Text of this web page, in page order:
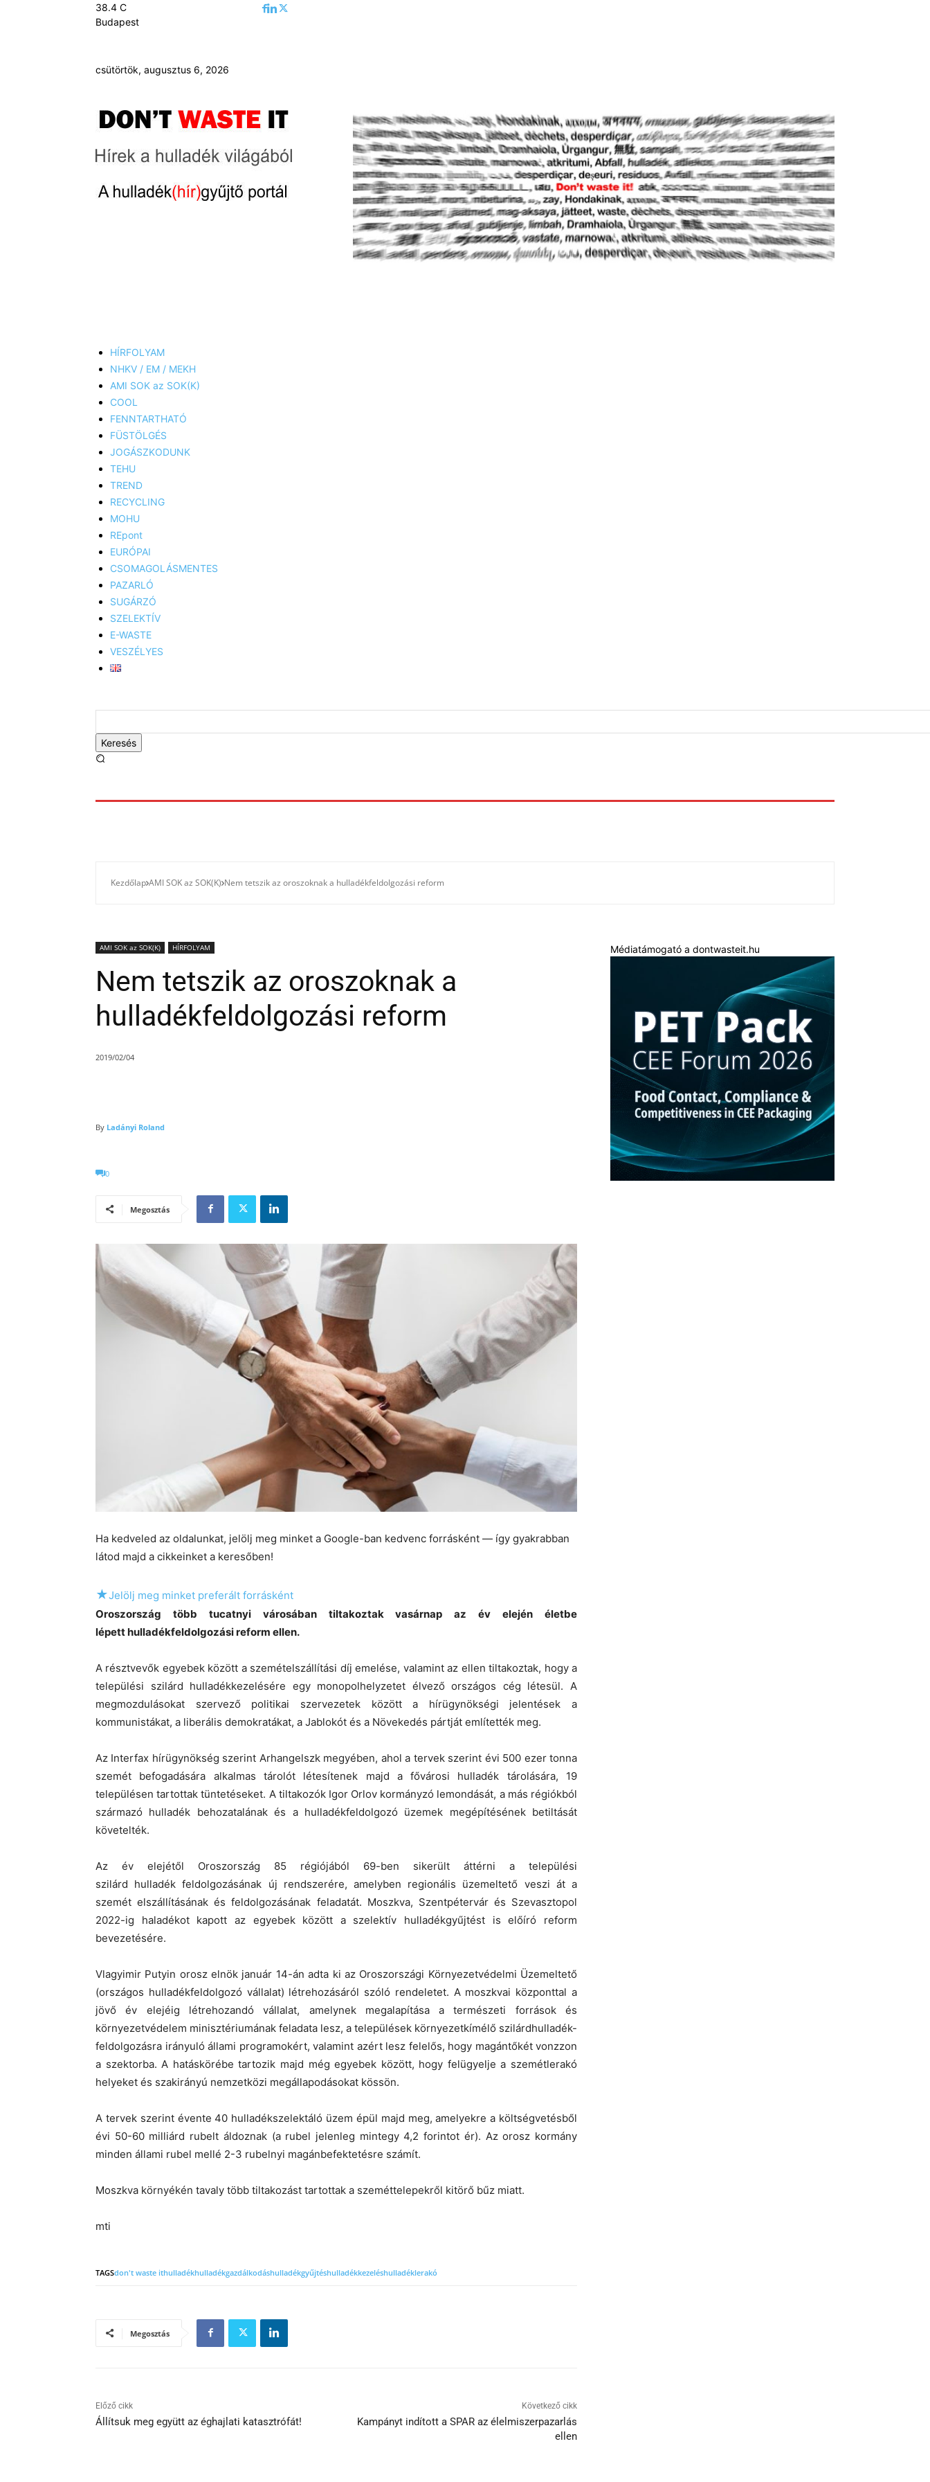
38.4 C
Budapest
csütörtök, augusztus 6, 2026
HÍRFOLYAM
NHKV / EM / MEKH
AMI SOK az SOK(K)
COOL
FENNTARTHATÓ
FÜSTÖLGÉS
JOGÁSZKODUNK
TEHU
TREND
RECYCLING
MOHU
REpont
EURÓPAI
CSOMAGOLÁSMENTES
PAZARLÓ
SUGÁRZÓ
SZELEKTÍV
E-WASTE
VESZÉLYES
Keresés
Kezdőlap AMI SOK az SOK(K) Nem tetszik az oroszoknak a hulladékfeldolgozási reform
AMI SOK az SOK(K) HÍRFOLYAM
Nem tetszik az oroszoknak a
hulladékfeldolgozási reform
2019/02/04
By Ladányi Roland
0
Megosztás
Ha kedveled az oldalunkat, jelölj meg minket a Google-ban kedvenc forrásként — így gyakrabban
látod majd a cikkeinket a keresőben!
★Jelölj meg minket preferált forrásként
Oroszország több tucatnyi városában tiltakoztak vasárnap az év elején életbe
lépett hulladékfeldolgozási reform ellen.
A résztvevők egyebek között a szemételszállítási díj emelése, valamint az ellen tiltakoztak, hogy a
települési szilárd hulladékkezelésére egy monopolhelyzetet élvező országos cég létesül. A
megmozdulásokat szervező politikai szervezetek között a hírügynökségi jelentések a
kommunistákat, a liberális demokratákat, a Jablokót és a Növekedés pártját említették meg.
Az Interfax hírügynökség szerint Arhangelszk megyében, ahol a tervek szerint évi 500 ezer tonna
szemét befogadására alkalmas tárolót létesítenek majd a fővárosi hulladék tárolására, 19
településen tartottak tüntetéseket. A tiltakozók Igor Orlov kormányzó lemondását, a más régiókból
származó hulladék behozatalának és a hulladékfeldolgozó üzemek megépítésének betiltását
követelték.
Az év elejétől Oroszország 85 régiójából 69-ben sikerült áttérni a települési
szilárd hulladék feldolgozásának új rendszerére, amelyben regionális üzemeltető veszi át a
szemét elszállításának és feldolgozásának feladatát. Moszkva, Szentpétervár és Szevasztopol
2022-ig haladékot kapott az egyebek között a szelektív hulladékgyűjtést is előíró reform
bevezetésére.
Vlagyimir Putyin orosz elnök január 14-án adta ki az Oroszországi Környezetvédelmi Üzemeltető
(országos hulladékfeldolgozó vállalat) létrehozásáról szóló rendeletet. A moszkvai központtal a
jövő év elejéig létrehozandó vállalat, amelynek megalapítása a természeti források és
környezetvédelem minisztériumának feladata lesz, a települések környezetkímélő szilárdhulladék-
feldolgozásra irányuló állami programokért, valamint azért lesz felelős, hogy magántőkét vonzzon
a szektorba. A hatáskörébe tartozik majd még egyebek között, hogy felügyelje a szemétlerakó
helyeket és szakirányú nemzetközi megállapodásokat kössön.
A tervek szerint évente 40 hulladékszelektáló üzem épül majd meg, amelyekre a költségvetésből
évi 50-60 milliárd rubelt áldoznak (a rubel jelenleg mintegy 4,2 forintot ér). Az orosz kormány
minden állami rubel mellé 2-3 rubelnyi magánbefektetésre számít.
Moszkva környékén tavaly több tiltakozást tartottak a szeméttelepekről kitörő bűz miatt.
mti
TAGSdon't waste ithulladékhulladékgazdálkodáshulladékgyűjtéshulladékkezeléshulladéklerakó
Megosztás
Előző cikk
Állítsuk meg együtt az éghajlati katasztrófát!
Következő cikk
Kampányt indított a SPAR az élelmiszerpazarlás
ellen
Médiatámogató a dontwasteit.hu